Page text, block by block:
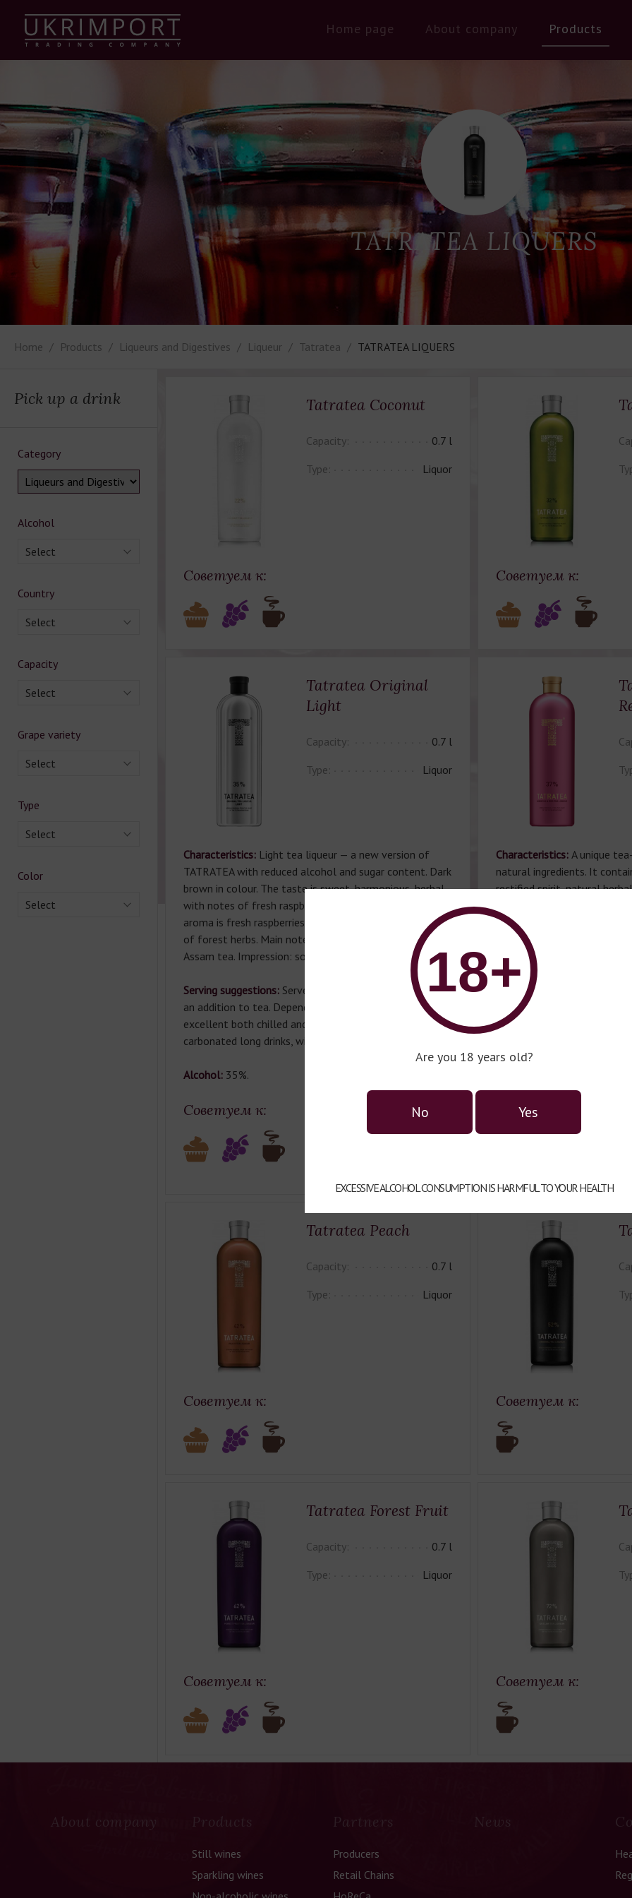
18+
Are you 18 years old?
No Yes
EXCESSIVE ALCOHOL CONSUMPTION IS HARMFUL TO YOUR HEALTH
Home page About company Products
TATRATEA LIQUERS
Home Products Liqueurs and Digestives Liqueur Tatratea TATRATEA LIQUERS
Pick up a drink
Category
Alcohol
Select
Country
Select
Capacity
Select
Grape variety
Select
Type
Select
Color
Select
Tatratea Coconut
Capacity:
0.7 l
Type:
Liquor
Советуем к: Советуем к:
Tatratea Original
Light
Capacity:
0.7 l
Type:
Liquor
Characteristics: Light tea liqueur — a new version of
TATRATEA with reduced alcohol and sugar content. Dark
brown in colour. The taste is sweet, harmonious, herbal,
with notes of fresh raspberries and Assam tea. The
aroma is fresh raspberries with a fantastic composition
of forest herbs. Main notes: forest herbs, raspberries,
Assam tea. Impression: soft, herbal, sweet, light.
Serving suggestions: Serve chilled, hot, in cocktails, or as
an addition to tea. Depending on your preference, it is
excellent both chilled and warmed, in cocktail shots,
carbonated long drinks, with warm water or tea.
Alcohol: 35%.
Советуем к:
Characteristics: A unique
natural ingredients. It
rectified spirit, natural
fruit extracts and
Tatras. Enriched with red
cherry extracts. The flavor
crème brûlée, while the
Serving suggestions:
Serve
excellent chilled or
long drinks, or with warm
Alcohol:
Советуем к:
Tatratea Peach
Capacity:
0.7 l
Type:
Liquor
Советуем к: Советуем к:
Tatratea Forest Fruit
Capacity:
0.7 l
Type:
Liquor
Советуем к: Советуем к:
About company Products
Still wines
Sparkling wines
Partners
Producers
Retail Chains
News